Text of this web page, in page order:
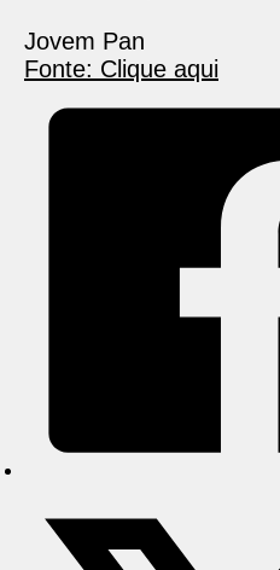
Jovem Pan
Fonte: Clique aqui